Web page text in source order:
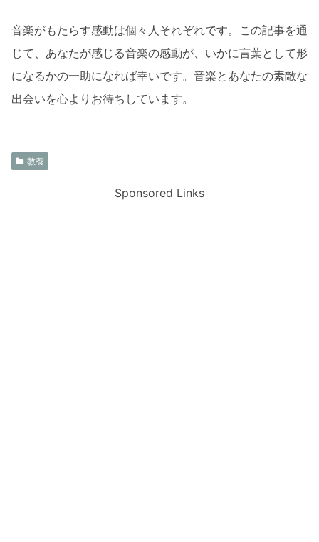
音楽がもたらす感動は個々人それぞれです。この記事を通
じて、あなたが感じる音楽の感動が、いかに言葉として形
になるかの一助になれば幸いです。音楽とあなたの素敵な
出会いを心よりお待ちしています。
教養
Sponsored Links